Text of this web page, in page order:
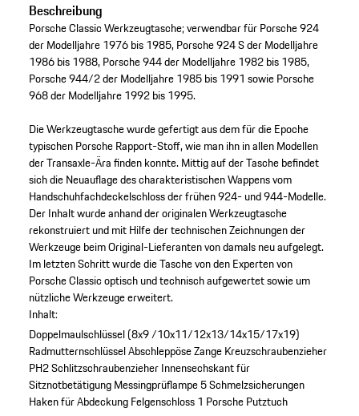
Beschreibung
Porsche Classic Werkzeugtasche; verwendbar für Porsche 924
der Modelljahre 1976 bis 1985, Porsche 924 S der Modelljahre
1986 bis 1988, Porsche 944 der Modelljahre 1982 bis 1985,
Porsche 944/2 der Modelljahre 1985 bis 1991 sowie Porsche
968 der Modelljahre 1992 bis 1995.
Die Werkzeugtasche wurde gefertigt aus dem für die Epoche
typischen Porsche Rapport-Stoff, wie man ihn in allen Modellen
der Transaxle-Ära finden konnte. Mittig auf der Tasche befindet
sich die Neuauflage des charakteristischen Wappens vom
Handschuhfachdeckelschloss der frühen 924- und 944-Modelle.
Der Inhalt wurde anhand der originalen Werkzeugtasche
rekonstruiert und mit Hilfe der technischen Zeichnungen der
Werkzeuge beim Original-Lieferanten von damals neu aufgelegt.
Im letzten Schritt wurde die Tasche von den Experten von
Porsche Classic optisch und technisch aufgewertet sowie um
nützliche Werkzeuge erweitert.
Inhalt:
Doppelmaulschlüssel (8x9 /10x11/12x13/14x15/17x19)
RadmutternschlüsselAbschleppöseZange Kreuzschraubenzieher
PH2Schlitzschraubenzieher Innensechskant für
Sitznotbetätigung Messingprüflampe5 Schmelzsicherungen
Haken für Abdeckung Felgenschloss 1 Porsche Putztuch